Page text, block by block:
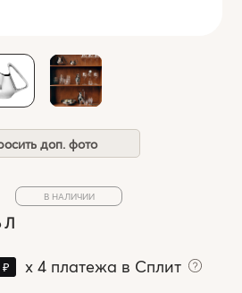
доп. фото
В НАЛИЧИИ
Л
₽ x 4 платежа в Сплит